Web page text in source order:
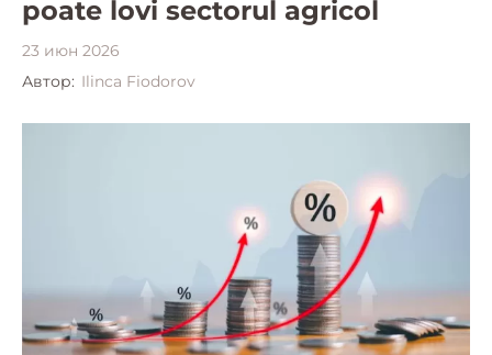
poate lovi sectorul agricol
23 июн 2026
Автор: Ilinca Fiodorov